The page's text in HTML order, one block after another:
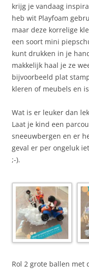
krijg je vandaag
heb wit Playfoam
maar deze korrelige
een soort mini
kunt drukken in je
makkelijk haal je ze
bijvoorbeeld plat
kleren of meubels en
Wat is er leuker dan
Laat je kind een
sneeuwbergen en er
geval er per ongeluk
;-).
Rol 2 grote ballen met